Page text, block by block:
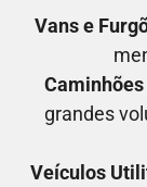
Vans e
grandes
Veículos